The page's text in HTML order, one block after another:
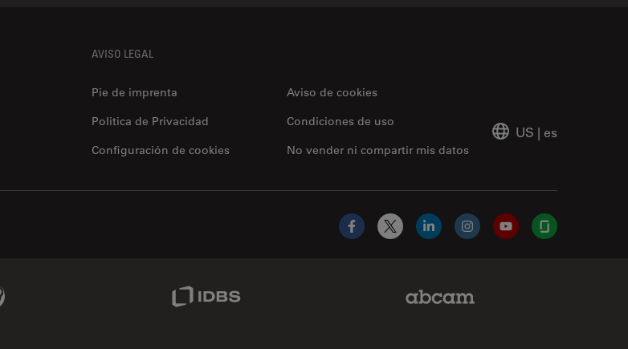
AVISO LEGAL
Pie de imprenta
Aviso de cookies
Politica de Privacidad
No vender ni compartir mis datos
Condiciones de uso
Configuración de cookies
US | es
Facebook
X LinkedInInstagramYouTubeGlassdoor
Link